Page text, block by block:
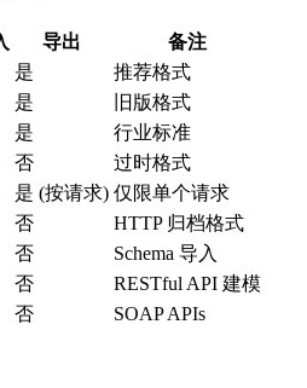
导出
备注
是
推荐格式
是
旧版格式
是
行业标准
否
过时格式
是 (按请求) 仅限单个请求
否
HTTP 归档格式
否
Schema 导入
否
RESTful API 建模
否 SOAP APIs